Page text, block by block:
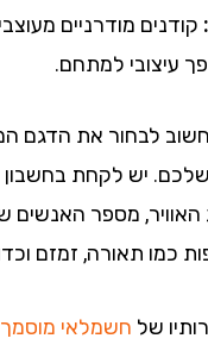
מודרניים מעוצבים
למתחם.
לבחור את הדגם
יש לקחת בחשבון את
מספר האנשים
תאורה, זמזם וכדומה.
שלחשמלאי מוסמך